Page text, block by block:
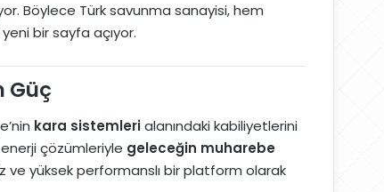
Böylece Türk savunma sanayisi, hem
bir sayfa açıyor.
Güç
kara sistemlerialanındaki kabiliyetlerini
çözümleriyle geleceğin muharebe
ve yüksek performanslı bir platform olarak